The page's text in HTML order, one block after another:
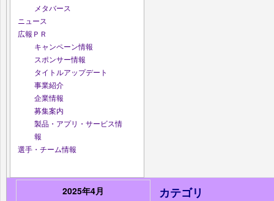
メタバース
ニュース
広報ＰＲ
キャンペーン情報
スポンサー情報
タイトルアップデート
事業紹介
企業情報
募集案内
製品・アプリ・サービス情
報
選手・チーム情報
2025年4月
カテゴリ